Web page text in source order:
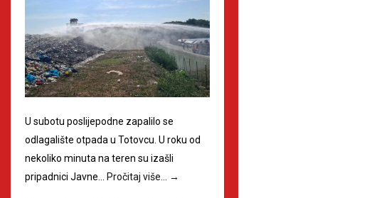
U subotu poslijepodne zapalilo se
odlagalište otpada u Totovcu. U roku od
nekoliko minuta na teren su izašli
pripadnici Javne…
Pročitaj više… →